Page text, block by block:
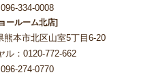
334-0008
ールーム北店]
本市北区山室5丁目6-20
ル：0120-772-662
274-0770